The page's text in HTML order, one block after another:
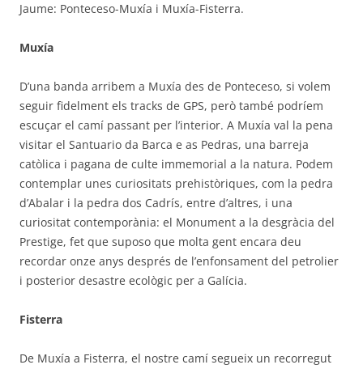
Jaume: Ponteceso-Muxía i Muxía-Fisterra.
Muxía
D’una banda arribem a Muxía des de Ponteceso, si volem
seguir fidelment els tracks de GPS, però també podríem
escuçar el camí passant per l’interior. A Muxía val la pena
visitar el Santuario da Barca e as Pedras, una barreja
catòlica i pagana de culte immemorial a la natura. Podem
contemplar unes curiositats prehistòriques, com la pedra
d’Abalar i la pedra dos Cadrís, entre d’altres, i una
curiositat contemporània: el Monument a la desgràcia del
Prestige, fet que suposo que molta gent encara deu
recordar onze anys després de l’enfonsament del petrolier
i posterior desastre ecològic per a Galícia.
Fisterra
De Muxía a Fisterra, el nostre camí segueix un recorregut